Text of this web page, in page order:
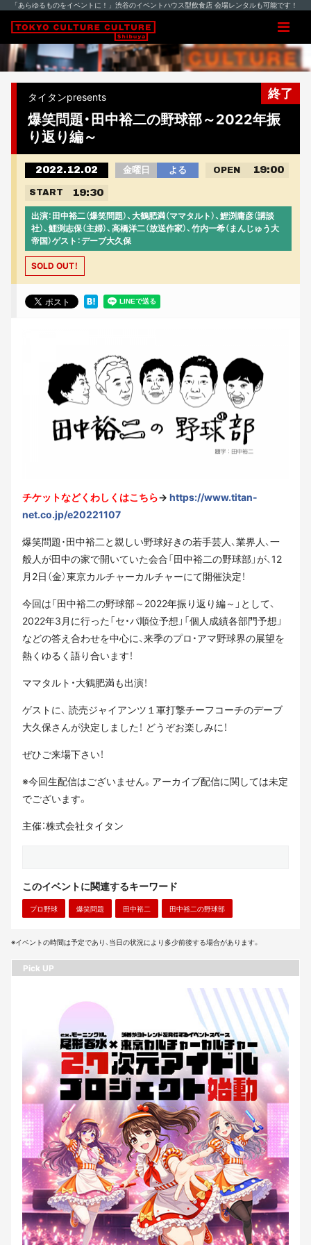
「あらゆるものをイベントに！」渋谷のイベントハウス型飲食店 会場レンタルも可能です！
終了
タイタンpresents
爆笑問題・田中裕二の野球部～2022年振
り返り編～
2022.12.02 金曜日 よる OPEN 19:00
START 19:30
出演：田中裕二（爆笑問題）、大鶴肥満（ママタルト）、鯉渕庸彦（講談
社）、鯉渕志保（主婦）、高橋洋二（放送作家）、竹内一希（まんじゅう大
帝国）ゲスト：デーブ大久保
SOLD OUT！
チケットなどくわしくはこちら→ https://www.titan-
net.co.jp/e20221107
爆笑問題･田中裕二と親しい野球好きの若手芸人、業界人、一
般人が田中の家で開いていた会合「田中裕二の野球部」が、12
月2日（金）東京カルチャーカルチャーにて開催決定！
今回は「田中裕二の野球部～2022年振り返り編～」として、
2022年3月に行った「セ・パ順位予想」「個人成績各部門予想」
などの答え合わせを中心に、来季のプロ・アマ野球界の展望を
熱くゆるく語り合います！
ママタルト・大鶴肥満も出演！
ゲストに、 読売ジャイアンツ１軍打撃チーフコーチのデーブ
大久保さんが決定しました！ どうぞお楽しみに！
ぜひご来場下さい！
※今回生配信はございません。アーカイブ配信に関しては未定
でございます。
主催：株式会社タイタン
このイベントに関連するキーワード
プロ野球 爆笑問題 田中裕二 田中裕二の野球部
※イベントの時間は予定であり、当日の状況により多少前後する場合があります。
Pick UP